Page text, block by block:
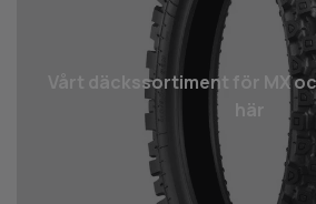
Vårt däcks­sortiment för MX